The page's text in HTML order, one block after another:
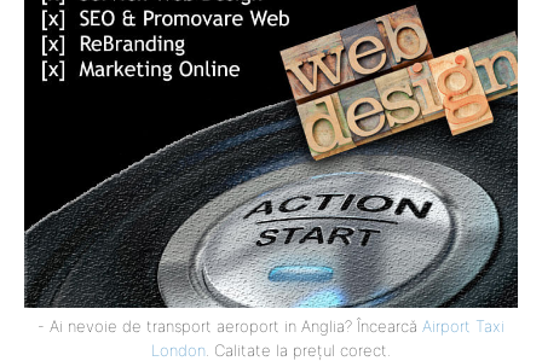
- Ai nevoie de transport aeroport in Anglia? Încearcă Airport Taxi
London . Calitate la prețul corect.